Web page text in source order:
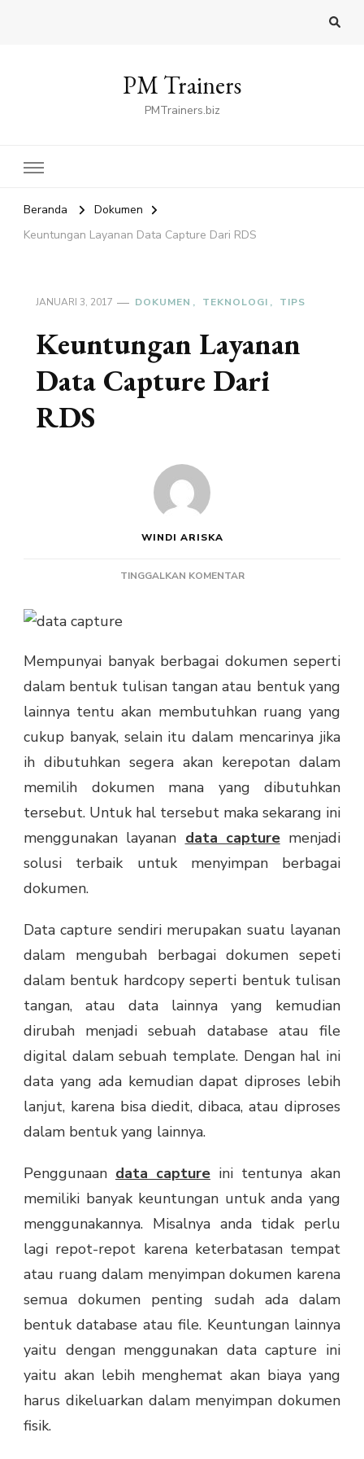
PM Trainers
PMTrainers.biz
Beranda
Dokumen
Keuntungan Layanan Data Capture Dari RDS
JANUARI 3, 2017 DOKUMEN TEKNOLOGI TIPS
Keuntungan Layanan
Data Capture Dari
RDS
WINDI ARISKA
TINGGALKAN KOMENTARPADA
DARI
RDS
Mempunyai banyak berbagai dokumen seperti
dalam bentuk tulisan tangan atau bentuk yang
lainnya tentu akan membutuhkan ruang yang
cukup banyak, selain itu dalam mencarinya jika
ih dibutuhkan segera akan kerepotan dalam
memilih dokumen mana yang dibutuhkan
tersebut. Untuk hal tersebut maka sekarang ini
menggunakan layanan data capturemenjadi
solusi terbaik untuk menyimpan berbagai
dokumen.
Data capture sendiri merupakan suatu layanan
dalam mengubah berbagai dokumen sepeti
dalam bentuk hardcopy seperti bentuk tulisan
tangan, atau data lainnya yang kemudian
dirubah menjadi sebuah database atau file
digital dalam sebuah template. Dengan hal ini
data yang ada kemudian dapat diproses lebih
lanjut, karena bisa diedit, dibaca, atau diproses
dalam bentuk yang lainnya.
Penggunaan data capture ini tentunya akan
memiliki banyak keuntungan untuk anda yang
menggunakannya. Misalnya anda tidak perlu
lagi repot-repot karena keterbatasan tempat
atau ruang dalam menyimpan dokumen karena
semua dokumen penting sudah ada dalam
bentuk database atau file. Keuntungan lainnya
yaitu dengan menggunakan data capture ini
yaitu akan lebih menghemat akan biaya yang
harus dikeluarkan dalam menyimpan dokumen
fisik.